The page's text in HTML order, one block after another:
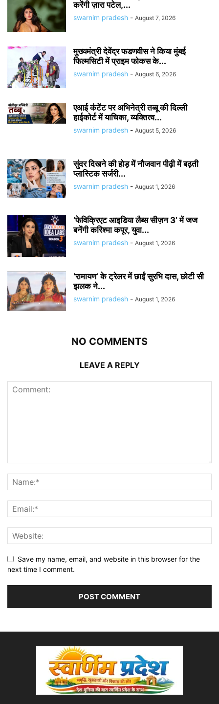
करेंगी ज़ारा पटेल,...
swarnim pradesh - August 7, 2026
मुख्यमंत्री देवेंद्र फडणवीस ने किया मुंबई
फिल्मसिटी में प्राइम फोकस के...
swarnim pradesh - August 6, 2026
एआई कंटेंट पर अभिनेत्री तब्बू की दिल्ली
हाईकोर्ट में याचिका, व्यक्तित्व...
swarnim pradesh - August 5, 2026
सुंदर दिखने की होड़ में नौजवान पीढ़ी में बढ़ती
प्लास्टिक सर्जरी...
swarnim pradesh - August 1, 2026
‘फेविक्रिएट आइडिया लैब्स सीज़न 3’ में जज
बनेंगी करिश्मा कपूर, युवा...
swarnim pradesh - August 1, 2026
‘रामायण’ के ट्रेलर में छाईं सुरभि दास, छोटी सी
झलक ने...
swarnim pradesh - August 1, 2026
NO COMMENTS
LEAVE A REPLY
Save my name, email, and website in this browser for the
next time I comment.